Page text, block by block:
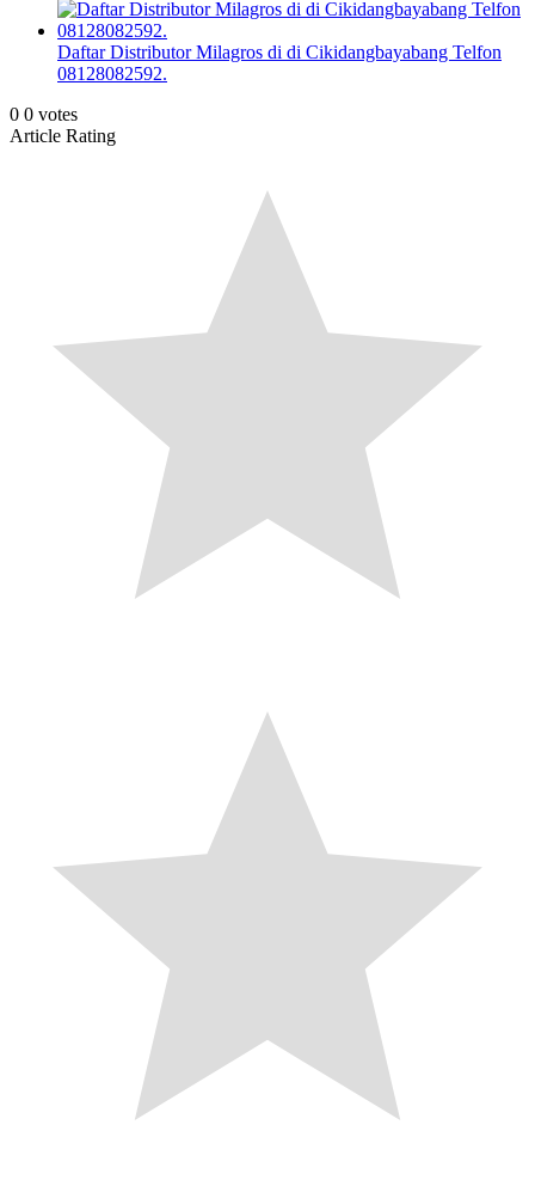
Daftar Distributor Milagros di di Cikidangbayabang Telfon
08128082592.
0 0 votes
Article Rating